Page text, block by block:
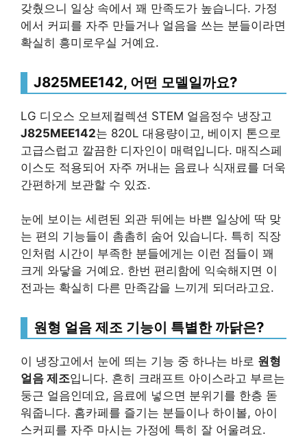
갖췄으니 일상 속에서 꽤 만족도가 높습니다. 가정
에서 커피를 자주 만들거나 얼음을 쓰는 분들이라면
확실히 흥미로우실 거예요.
J825MEE142, 어떤 모델일까요?
LG 디오스 오브제컬렉션 STEM 얼음정수 냉장고
J825MEE142는 820L 대용량이고, 베이지 톤으로
고급스럽고 깔끔한 디자인이 매력입니다. 매직스페
이스도 적용되어 자주 꺼내는 음료나 식재료를 더욱
간편하게 보관할 수 있죠.
눈에 보이는 세련된 외관 뒤에는 바쁜 일상에 딱 맞
는 편의 기능들이 촘촘히 숨어 있습니다. 특히 직장
인처럼 시간이 부족한 분들에게는 이런 점들이 꽤
크게 와닿을 거예요. 한번 편리함에 익숙해지면 이
전과는 확실히 다른 만족감을 느끼게 되더라고요.
원형 얼음 제조 기능이 특별한 까닭은?
이 냉장고에서 눈에 띄는 기능 중 하나는 바로 원형
얼음 제조입니다. 흔히 크래프트 아이스라고 부르는
둥근 얼음인데요, 음료에 넣으면 분위기를 한층 돋
워줍니다. 홈카페를 즐기는 분들이나 하이볼, 아이
스커피를 자주 마시는 가정에 특히 잘 어울려요.